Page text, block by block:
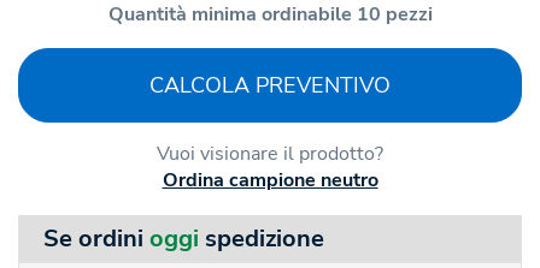
Quantità minima ordinabile 10 pezzi
CALCOLA PREVENTIVO
Vuoi visionare il prodotto?
Ordina campione neutro
Se ordini oggi spedizione